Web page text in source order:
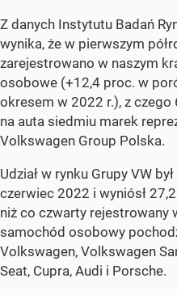
Z danych Instytutu Badań
wynika, że w pierwszym
zarejestrowano w naszym
osobowe (+12,4 proc. w
okresem w 2022 r.), z
na auta siedmiu marek
Volkswagen Group Polska.
Udział w rynku Grupy VW
czerwiec 2022 i wyniósł
niż co czwarty rejestrowany
samochód osobowy
Volkswagen, Volkswagen
Seat, Cupra, Audi i Porsche.